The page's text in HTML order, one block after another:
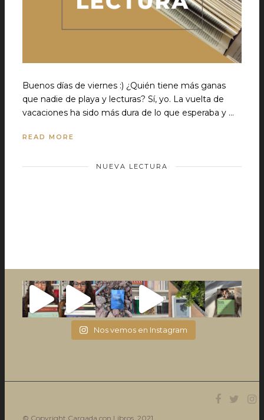
Buenos días de viernes :) ¿Quién tiene más ganas
que nadie de playa y lecturas? Sí, yo. La vuelta de
vacaciones ha sido más dura de lo que esperaba y …
READ MORE
NUEVA LECTURA
Nos vemos en Instagram
© Copyright Cargada con Libros. 2021